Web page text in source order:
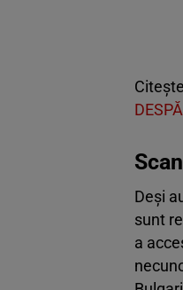
Deși
sunt
a